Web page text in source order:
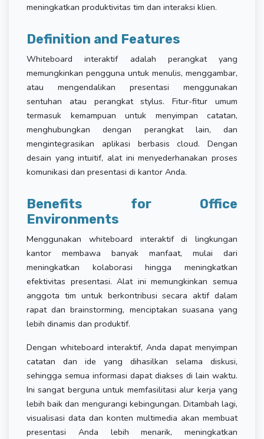
meningkatkan produktivitas tim dan interaksi klien.
Definition and Features
Whiteboard interaktif adalah perangkat yang
memungkinkan pengguna untuk menulis, menggambar,
atau mengendalikan presentasi menggunakan
sentuhan atau perangkat stylus. Fitur-fitur umum
termasuk kemampuan untuk menyimpan catatan,
menghubungkan dengan perangkat lain, dan
mengintegrasikan aplikasi berbasis cloud. Dengan
desain yang intuitif, alat ini menyederhanakan proses
komunikasi dan presentasi di kantor Anda.
Benefits for Office
Environments
Menggunakan whiteboard interaktif di lingkungan
kantor membawa banyak manfaat, mulai dari
meningkatkan kolaborasi hingga meningkatkan
efektivitas presentasi. Alat ini memungkinkan semua
anggota tim untuk berkontribusi secara aktif dalam
rapat dan brainstorming, menciptakan suasana yang
lebih dinamis dan produktif.
Dengan whiteboard interaktif, Anda dapat menyimpan
catatan dan ide yang dihasilkan selama diskusi,
sehingga semua informasi dapat diakses di lain waktu.
Ini sangat berguna untuk memfasilitasi alur kerja yang
lebih baik dan mengurangi kebingungan. Ditambah lagi,
visualisasi data dan konten multimedia akan membuat
presentasi Anda lebih menarik, meningkatkan